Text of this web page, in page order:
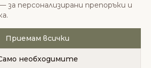
ООД. Всички права
поверителностОбщи условия
за персонализирани препоръки и
Приемам всички
необходимите